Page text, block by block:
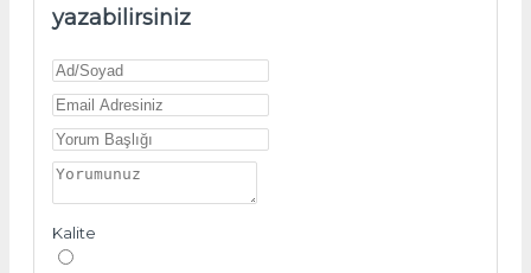
yazabilirsiniz
Kalite